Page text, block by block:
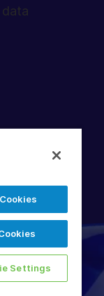
Settings